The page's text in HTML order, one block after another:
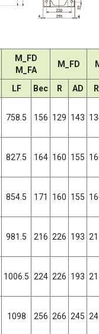
M_FD
M_FA
M_FD
LF Вес R AD
R
758.5 156 129 143
827.5 164 160 155
854.5 171 160 155
981.5 216 226 193
1006.5 224 226 193
1098 256 266 245